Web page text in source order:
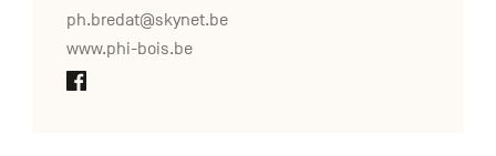
ph.bredat@skynet.be
www.phi-bois.be